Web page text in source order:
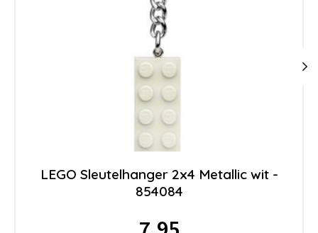
LEGO Sleutelhanger 2x4 Metallic wit -
854084